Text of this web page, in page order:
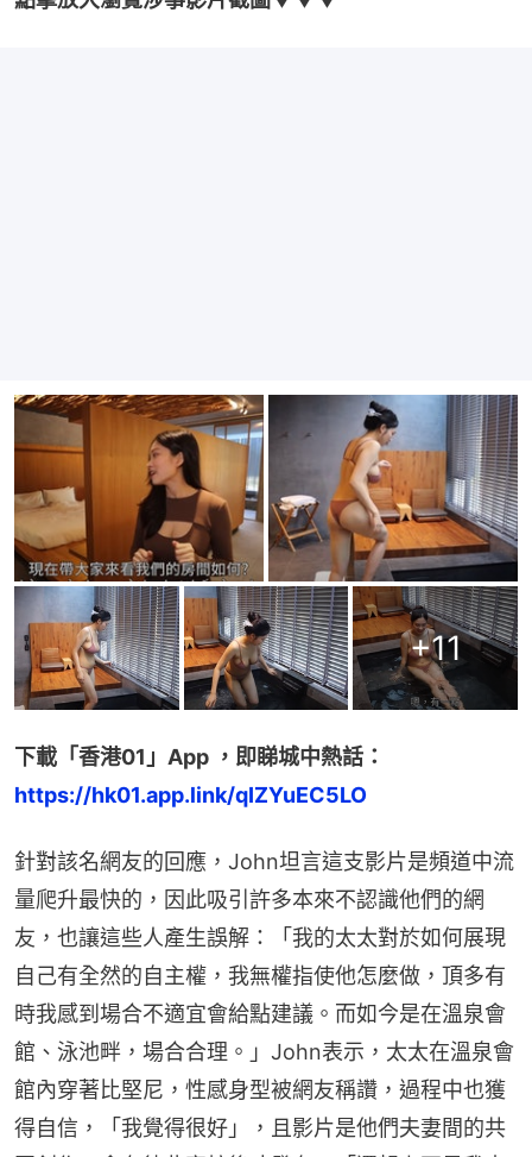
+11
下載「香港01」App ，即睇城中熱話：
https://hk01.app.link/qIZYuEC5LO
針對該名網友的回應，John坦言這支影片是頻道中流
量爬升最快的，因此吸引許多本來不認識他們的網
友，也讓這些人產生誤解：「我的太太對於如何展現
自己有全然的自主權，我無權指使他怎麼做，頂多有
時我感到場合不適宜會給點建議。而如今是在溫泉會
館、泳池畔，場合合理。」John表示，太太在溫泉會
館內穿著比堅尼，性感身型被網友稱讚，過程中也獲
得自信，「我覺得很好」，且影片是他們夫妻間的共